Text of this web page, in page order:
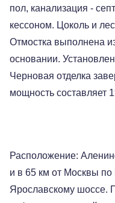
пол, канализация -
кессоном. Цоколь и
Отмостка выполнена
основании.
Черновая отделка
мощность составляет
Расположение:
и в 65 км от Москвы по
Ярославскому шоссе.